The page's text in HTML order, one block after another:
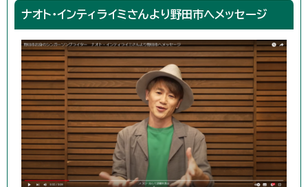
ナオト・インティライミさんより野田市へメッセージ